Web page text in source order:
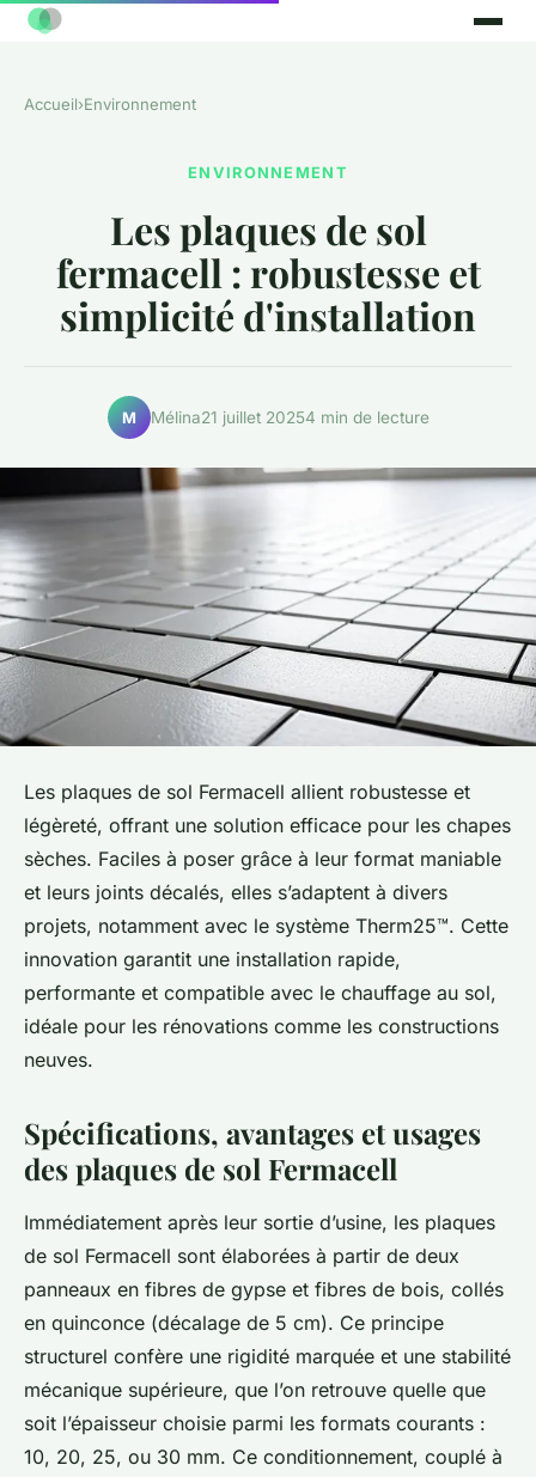
Accueil›Environnement
ENVIRONNEMENT
Les plaques de sol
fermacell : robustesse et
simplicité d'installation
M Mélina21 juillet 20254 min de lecture
Les plaques de sol Fermacell allient robustesse et
légèreté, offrant une solution efficace pour les chapes
sèches. Faciles à poser grâce à leur format maniable
et leurs joints décalés, elles s’adaptent à divers
projets, notamment avec le système Therm25™. Cette
innovation garantit une installation rapide,
performante et compatible avec le chauffage au sol,
idéale pour les rénovations comme les constructions
neuves.
Spécifications, avantages et usages
des plaques de sol Fermacell
Immédiatement après leur sortie d’usine, les plaques
de sol Fermacell sont élaborées à partir de deux
panneaux en fibres de gypse et fibres de bois, collés
en quinconce (décalage de 5 cm). Ce principe
structurel confère une rigidité marquée et une stabilité
mécanique supérieure, que l’on retrouve quelle que
soit l’épaisseur choisie parmi les formats courants :
10, 20, 25, ou 30 mm. Ce conditionnement, couplé à